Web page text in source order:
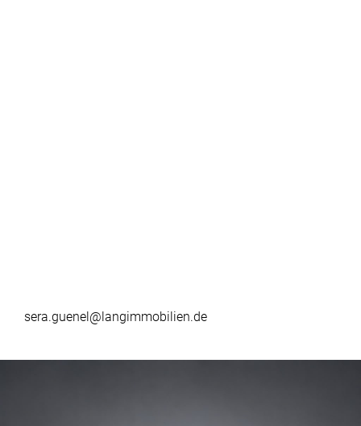
sera.guenel@langimmobilien.de